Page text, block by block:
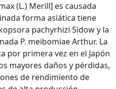
(L.) Merill] es causada
forma asiática tiene
pachyrhizi Sidow y la
P. meibomiae Arthur. La
por primera vez en el Japón
mayores daños y pérdidas,
de rendimiento de